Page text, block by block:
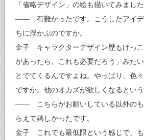
「省略デザイン」の絵も描いてみました
―― 有難かったです。こうしたアイデ
ちに浮かぶのですか。
金子 キャラクターデザイン歴もけっ
があったら、これも必要だろう」みた
とでてくるんですよね。やっぱり、色
ですか。他のオカズが欲しくなるという
―― こちらがお願いしている以外のも
らえて嬉しかったです。
金子 これでも最低限という感じで、